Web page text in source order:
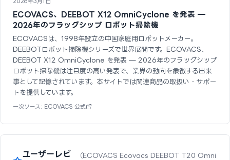
ECOVACS、DEEBOT X12 OmniCyclone を発表 —
2026年のフラッグシップ ロボット掃除機
ECOVACSは、1998年設立の中国家庭用ロボットメーカー。
DEEBOTロボット掃除機シリーズで世界展開です。ECOVACS、
DEEBOT X12 OmniCyclone を発表 — 2026年のフラッグシップ
ロボット掃除機は注目度の高い発表で、業界の動向を象徴する出来
事として記憶されています。本サイトでは関連商品の取扱い・サポー
トを提供しています。
一次ソース: ECOVACS 公式
ユーザーレビ
（ECOVACS Ecovacs DEEBOT T20 Omni